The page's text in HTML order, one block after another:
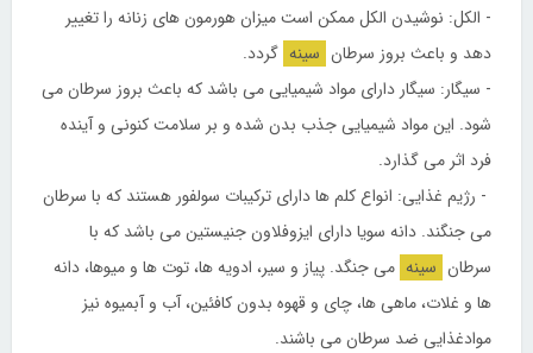
- الکل: نوشیدن الکل ممکن است میزان هورمون های زنانه را تغییر
دهد و باعث بروز سرطان سینه گردد.
- سیگار: سیگار دارای مواد شیمیایی می باشد که باعث بروز سرطان می
شود. این مواد شیمیایی جذب بدن شده و بر سلامت کنونی و آینده
فرد اثر می گذارد.
- رژیم غذایی: انواع کلم ها دارای ترکیبات سولفور هستند که با سرطان
می جنگند. دانه سویا دارای ایزوفلاون جنیستین می باشد که با
سرطان سینه می جنگد. پیاز و سیر، ادویه ها، توت ها و میوها، دانه
ها و غلات، ماهی ها، چای و قهوه بدون کافئین، آب و آبمیوه نیز
موادغذایی ضد سرطان می باشند.